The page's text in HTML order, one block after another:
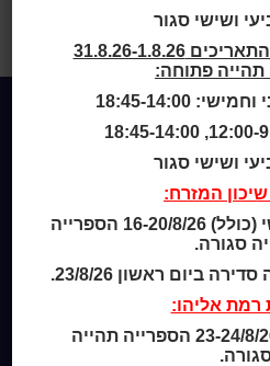
הכותרים והספריות בעיר.
ושישי סגור
חודש אוגוסט- בין התאריכים 31.8.26-1.8.26
תהייה פתוחה:
18:45-14:00
ושישי סגור
המזרח:
בימים ראשון עד חמישי (כולל) 16-20/8/26 הספרייה
סגורה.
ביום ראשון 23/8/26.
רמת אליהו:
בימים ראשון ושני 23-24/8/26 הספרייה תהייה